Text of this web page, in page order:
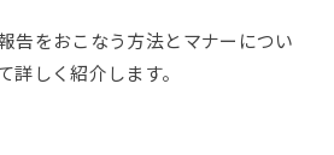
告をおこなう方法とマナーについ
詳しく紹介します。